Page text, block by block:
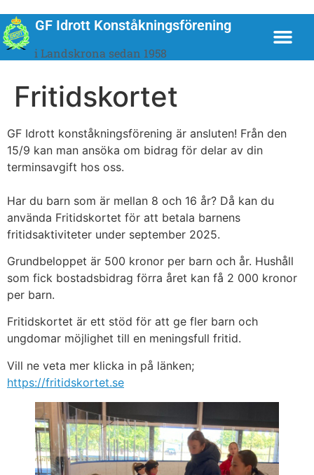
GF Idrott Konståkningsförening
i Landskrona sedan 1958
Fritidskortet
GF Idrott konståkningsförening är ansluten! Från den
15/9 kan man ansöka om bidrag för delar av din
terminsavgift hos oss.
Har du barn som är mellan 8 och 16 år? Då kan du
använda Fritidskortet för att betala barnens
fritidsaktiviteter under september 2025.
Grundbeloppet är 500 kronor per barn och år. Hushåll
som fick bostadsbidrag förra året kan få 2 000 kronor
per barn.
Fritidskortet är ett stöd för att ge fler barn och
ungdomar möjlighet till en meningsfull fritid.
Vill ne veta mer klicka in på länken;
https://fritidskortet.se